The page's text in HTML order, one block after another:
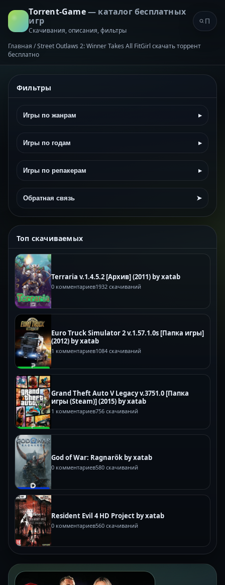
Torrent-Game— каталог бесплатных
игр
Скачивания, описания, фильтры
Главная /Street Outlaws 2: Winner Takes All FitGirl скачать торрент
бесплатно
Фильтры
Игры по жанрам ▸
Игры по годам ▸
Игры по репакерам ▸
Обратная связь ➤
Топ скачиваемых
Terraria v.1.4.5.2 [Архив] (2011) by xatab
0 комментариев1932 скачиваний
Euro Truck Simulator 2 v.1.57.1.0s [Папка игры]
(2012) by xatab
1 комментариев1084 скачиваний
Grand Theft Auto V Legacy v.3751.0 [Папка
игры (Steam)] (2015) by xatab
1 комментариев756 скачиваний
God of War: Ragnarök by xatab
0 комментариев580 скачиваний
Resident Evil 4 HD Project by xatab
0 комментариев560 скачиваний